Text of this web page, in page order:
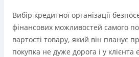
років з можливістю пролонгації)
Можна використовувати ліміт
потреби
Вибір кредитної організації
фінансових можливостей самого
вартості товару, який він планує
покупка не дуже дорога і у клієнта